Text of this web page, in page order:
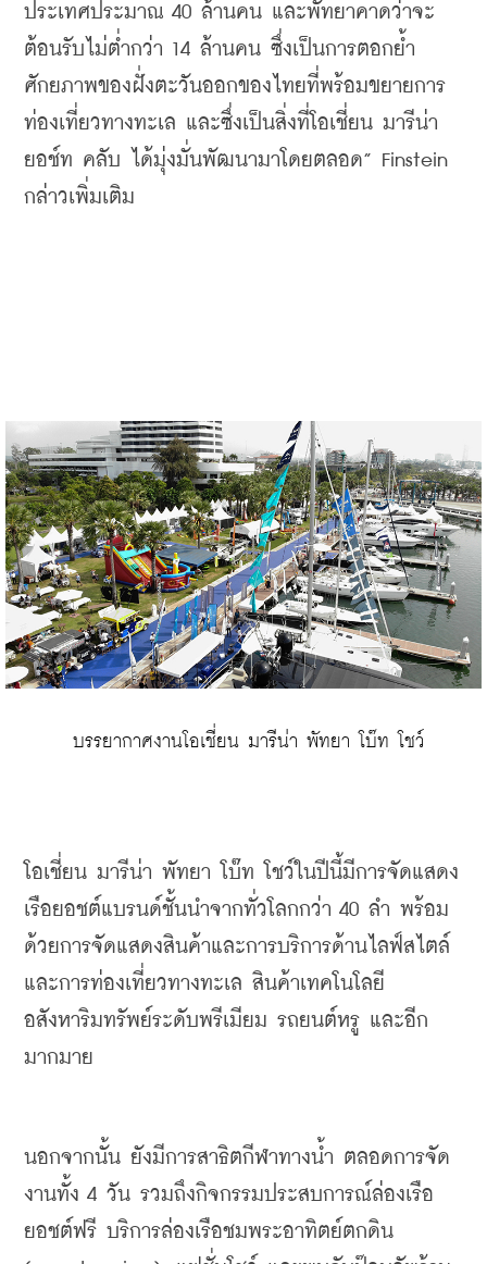
ประเทศประมาณ 40 ล้านคน และพัทยาคาดว่าจะ
ต้อนรับไม่ต่ำกว่า 14 ล้านคน ซึ่งเป็นการตอกย้ำ
ศักยภาพของฝั่งตะวันออกของไทยที่พร้อมขยายการ
ท่องเที่ยวทางทะเล และซึ่งเป็นสิ่งที่โอเชี่ยน มารีน่า
ยอช์ท คลับ ได้มุ่งมั่นพัฒนามาโดยตลอด
กล่าวเพิ่มเติม
บรรยากาศงานโอเชี่ยน มารีน่า พัทยา โบ๊ท โชว์
โอเชี่ยน มารีน่า พัทยา โบ๊ท โชว์ ในปีนี้มีการจัดแสดง
เรือยอชต์แบรนด์ชั้นนำจากทั่วโลกกว่า 40 ลำ พร้อม
ด้วยการจัดแสดงสินค้าและการบริการด้านไลฟ์สไตล์
และการท่องเที่ยวทางทะเล สินค้าเทคโนโลยี
อสังหาริมทรัพย์ระดับพรีเมียม รถยนต์หรู และอีก
มากมาย
นอกจากนั้น ยังมีการสาธิตกีฬาทางน้ำ ตลอดการจัด
งานทั้ง 4 วัน รวมถึงกิจกรรมประสบการณ์ล่องเรือ
ยอชต์ฟรี บริการล่องเรือชมพระอาทิตย์ตกดิน